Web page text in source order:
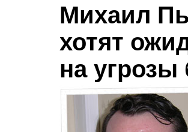
Михаил
хотят
на угрозы